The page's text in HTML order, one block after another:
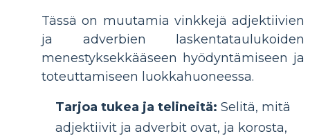
Tässä on muutamia vinkkejä adjektiivien
ja adverbien laskentataulukoiden
menestyksekkääseen hyödyntämiseen ja
toteuttamiseen luokkahuoneessa.
Tarjoa tukea ja telineitä: Selitä, mitä
adjektiivit ja adverbit ovat, ja korosta,